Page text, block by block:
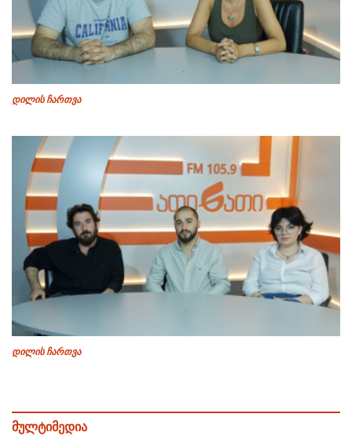
დილის ჩართვა
დილის ჩართვა
მულტიმედია